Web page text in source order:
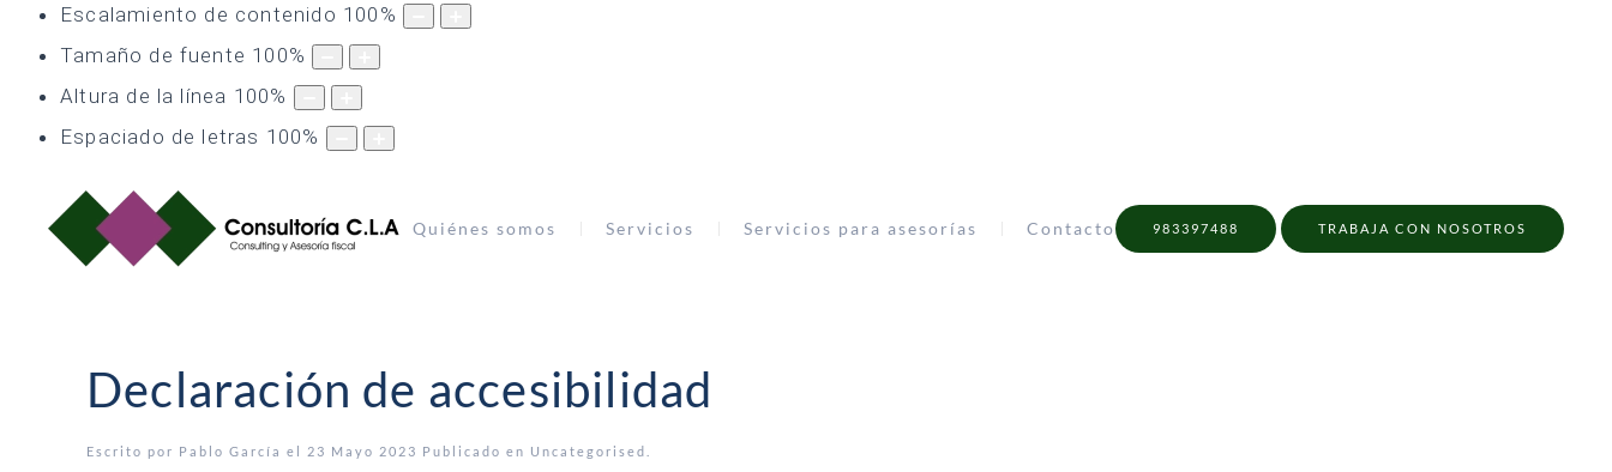
Escalamiento de contenido 100 %
Tamaño de fuente 100%
Altura de la línea 100%
Espaciado de letras 100%
Quiénes somos Servicios Servicios para asesorías Contacto 983397488 TRABAJA CON NOSOTROS
Declaración de accesibilidad
Escrito por Pablo García el 23 Mayo 2023 Publicado en Uncategorised